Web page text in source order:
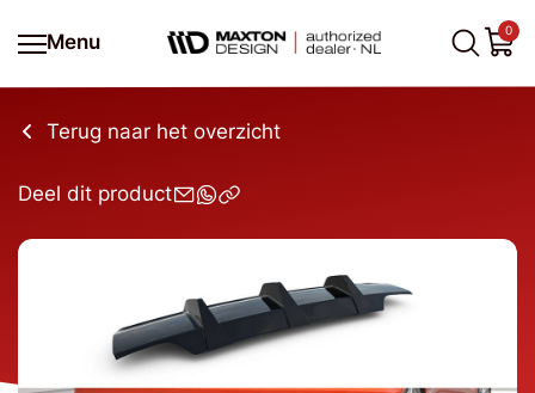
Menu
0
Terug naar het overzicht
Deel dit product